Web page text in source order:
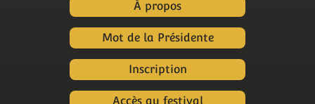
À propos
Mot de la Présidente
Inscription
Accès au festival